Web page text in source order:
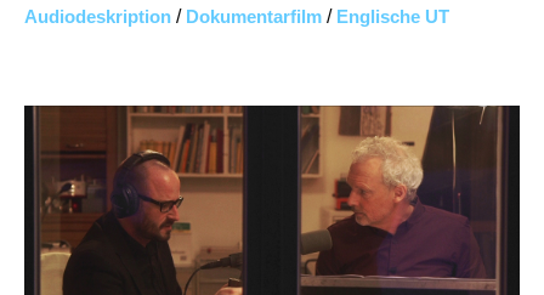
Audiodeskription / Dokumentarfilm / Englische UT